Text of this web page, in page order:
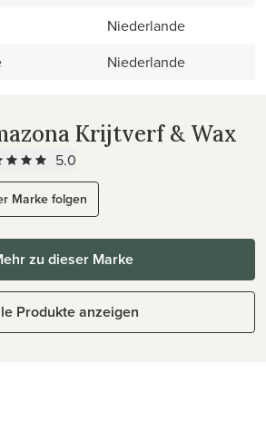
Niederlande
Niederlande
Krijtverf & Wax
5.0
Marke folgen
zu dieser Marke
Produkte anzeigen